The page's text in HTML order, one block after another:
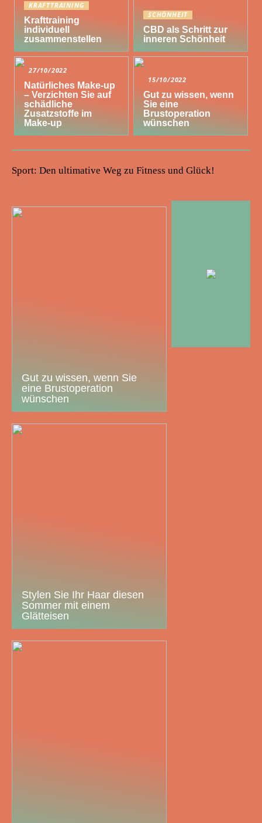
KRAFTTRAINING
Krafttraining
individuell
zusammenstellen
SCHÖNHEIT
CBD als Schritt zur
inneren Schönheit
27/10/2022
Natürliches Make-up
– Verzichten Sie auf
schädliche
Zusatzstoffe im
Make-up
15/10/2022
Gut zu wissen, wenn
Sie eine
Brustoperation
wünschen
Sport: Den ultimative Weg zu Fitness und Glück!
Gut zu wissen, wenn Sie
eine Brustoperation
wünschen
Stylen Sie Ihr Haar diesen
Sommer mit einem
Glätteisen